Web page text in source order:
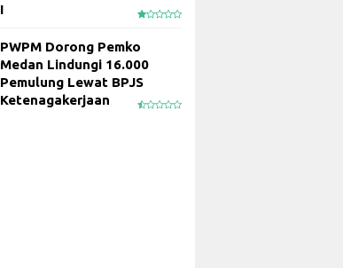
I
PWPM Dorong Pemko
Medan Lindungi 16.000
Pemulung Lewat BPJS
Ketenagakerjaan